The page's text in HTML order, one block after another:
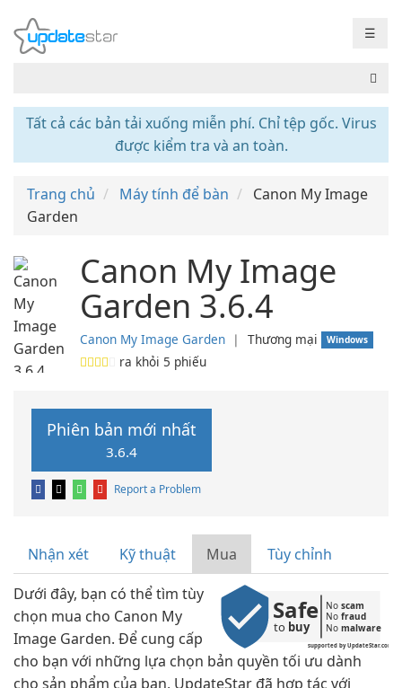
☰
Tất cả các bản tải xuống miễn phí. Chỉ tệp gốc. Virus
được kiểm tra và an toàn.
Trang chủ Máy tính để bàn
Canon My Image
Garden
Canon My Image
Garden 3.6.4
Canon My Image Garden ❘ Thương mại Windows
ra khỏi 5 phiếu
Phiên bản mới nhất
3.6.4
Report a Problem
Nhận xét Kỹ thuật Mua Tùy chỉnh
supported by UpdateStar.com
Safe
to buy
No scam
No fraud
No malware
Dưới đây, bạn có thể tìm tùy
chọn mua cho Canon My
Image Garden. Để cung cấp
cho bạn với những lựa chọn bản quyền tối ưu dành
cho sản phẩm của bạn, UpdateStar đã hợp tác với